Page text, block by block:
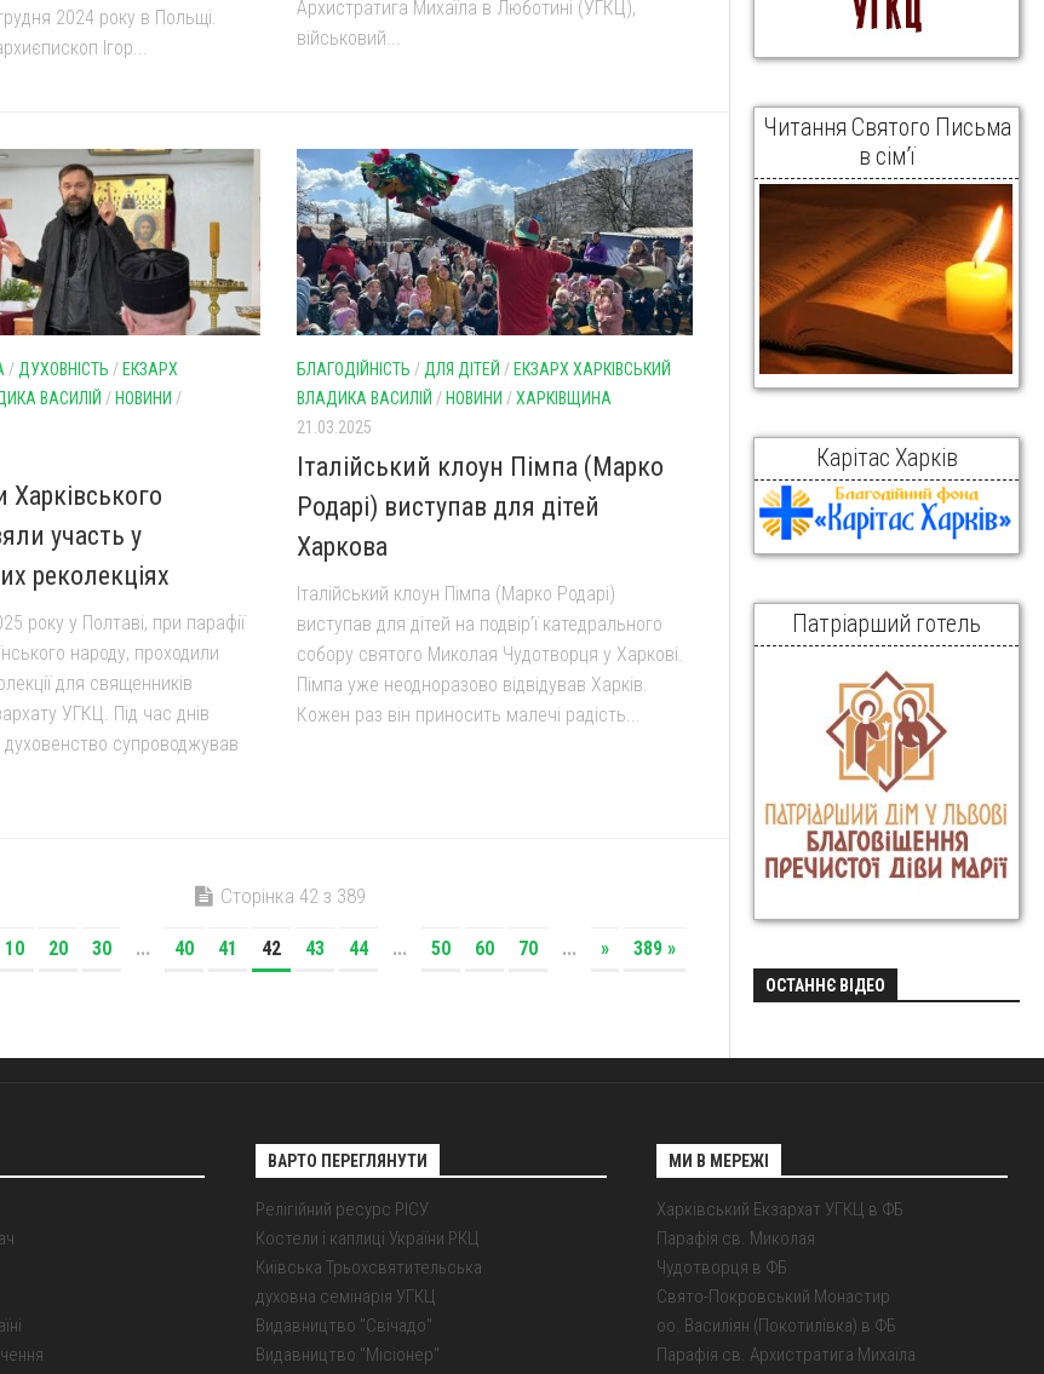
2024 року в Польщі.
Ігор...
Архистратига Михаїла в Люботині (УГКЦ),
військовий...
/ ДУХОВНІСТЬ / ЕКЗАРХ
ВАСИЛІЙ / НОВИНИ /
участь у
реколекціях
року у Полтаві, при парафії
народу, проходили
для священників
УГКЦ. Під час днів
духовенство супроводжував
БЛАГОДІЙНІСТЬ / ДЛЯ ДІТЕЙ / ЕКЗАРХ ХАРКІВСЬКИЙ
ВЛАДИКА ВАСИЛІЙ / НОВИНИ /ХАРКІВЩИНА
21.03.2025
Італійський клоун Пімпа (Марко
Родарі) виступав для дітей
Харкова
Італійський клоун Пімпа (Марко Родарі)
виступав для дітей на подвір’ї катедрального
собору святого Миколая Чудотворця у Харкові.
Пімпа уже неодноразово відвідував Харків.
Кожен раз він приносить малечі радість...
Сторінка 42 з 389
10 20 30 ... 40 41 42 43 44 ... 50 60 70 ... » 389 »
Читання Святого Письма
в сім’ї
Карітас Харків
Патріарший готель
ОСТАННЄ ВІДЕО
ВАРТО ПЕРЕГЛЯНУТИ
Релігійний ресурс РІСУ
Костели і каплиці України РКЦ
Київська Трьохсвятительська
духовна семінарія УГКЦ
Видавництво "Свічадо"
Видавництво "Місіонер"
МИ В МЕРЕЖІ
Харківський Екзархат УГКЦ в ФБ
Парафія св. Миколая
Чудотворця в ФБ
Свято-Покровський Монастир
оо. Василіян (Покотилівка) в ФБ
Парафія св. Архистратига Михаїла